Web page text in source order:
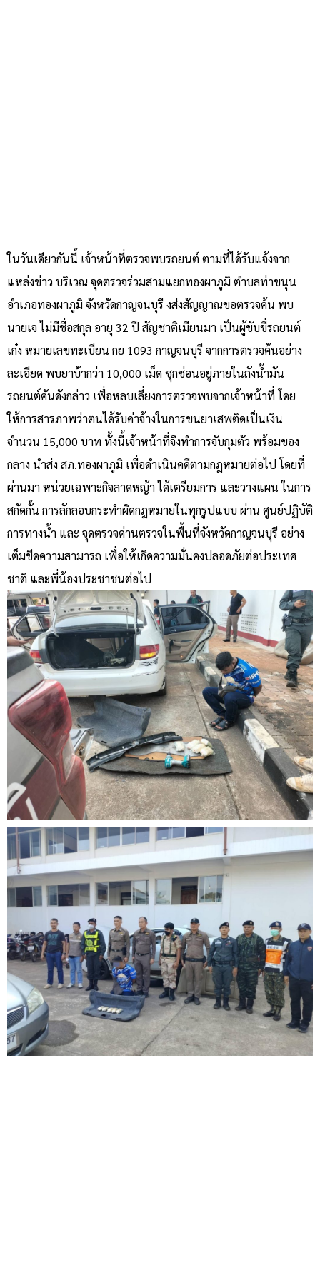
ในวันเดียวกันนี้ เจ้าหน้าที่ตรวจพบรถยนต์ ตามที่ได้รับแจ้งจาก
แหล่งข่าว บริเวณ จุดตรวจร่วมสามแยกทองผาภูมิ ตำบลท่าขนุน
อำเภอทองผาภูมิ จังหวัดกาญจนบุรี งส่งสัญญาณขอตรวจค้น พบ
นายเจ ไม่มีชื่อสกุล อายุ 32 ปี สัญชาติเมียนมา เป็นผู้ขับขี่รถยนต์
เก๋ง หมายเลขทะเบียน กย 1093 กาญจนบุรี จากการตรวจค้นอย่าง
ละเอียด พบยาบ้ากว่า 10,000 เม็ด ซุกซ่อนอยู่ภายในถังน้ำมัน
รถยนต์คันดังกล่าว เพื่อหลบเลี่ยงการตรวจพบจากเจ้าหน้าที่ โดย
ให้การสารภาพว่าตนได้รับค่าจ้างในการขนยาเสพติดเป็นเงิน
จำนวน 15,000 บาท ทั้งนี้เจ้าหน้าที่จึงทำการจับกุมตัว พร้อมของ
กลาง นำส่ง สภ.ทองผาภูมิ เพื่อดำเนินคดีตามกฎหมายต่อไป โดยที่
ผ่านมา หน่วยเฉพาะกิจลาดหญ้า ได้เตรียมการ และวางแผน ในการ
สกัดกั้น การลักลอบกระทำผิดกฎหมายในทุกรูปแบบ ผ่าน ศูนย์ปฏิบัติ
การทางน้ำ และ จุดตรวจด่านตรวจในพื้นที่จังหวัดกาญจนบุรี อย่าง
เต็มขีดความสามารถ เพื่อให้เกิดความมั่นคงปลอดภัยต่อประเทศ
ชาติ และพี่น้องประชาชนต่อไป